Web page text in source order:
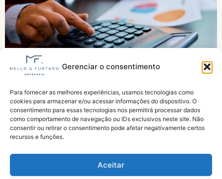
Gerenciar o consentimento
Para fornecer as melhores experiências, usamos tecnologias como
cookies para armazenar e/ou acessar informações do dispositivo. O
consentimento para essas tecnologias nos permitirá processar dados
como comportamento de navegação ou IDs exclusivos neste site. Não
consentir ou retirar o consentimento pode afetar negativamente certos
recursos e funções.
Aceitar
BPC Loas pode receber reforço bilionário?
Congresso analisa crédito de R$ 185,5 bilhões